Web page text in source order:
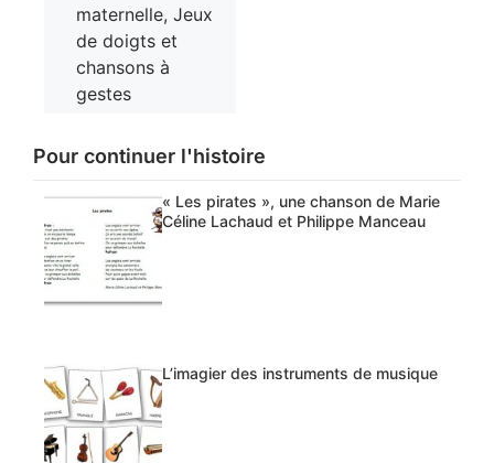
maternelle, Jeux
de doigts et
chansons à
gestes
Pour continuer l'histoire
« Les pirates », une chanson de Marie
Céline Lachaud et Philippe Manceau
L’imagier des instruments de musique